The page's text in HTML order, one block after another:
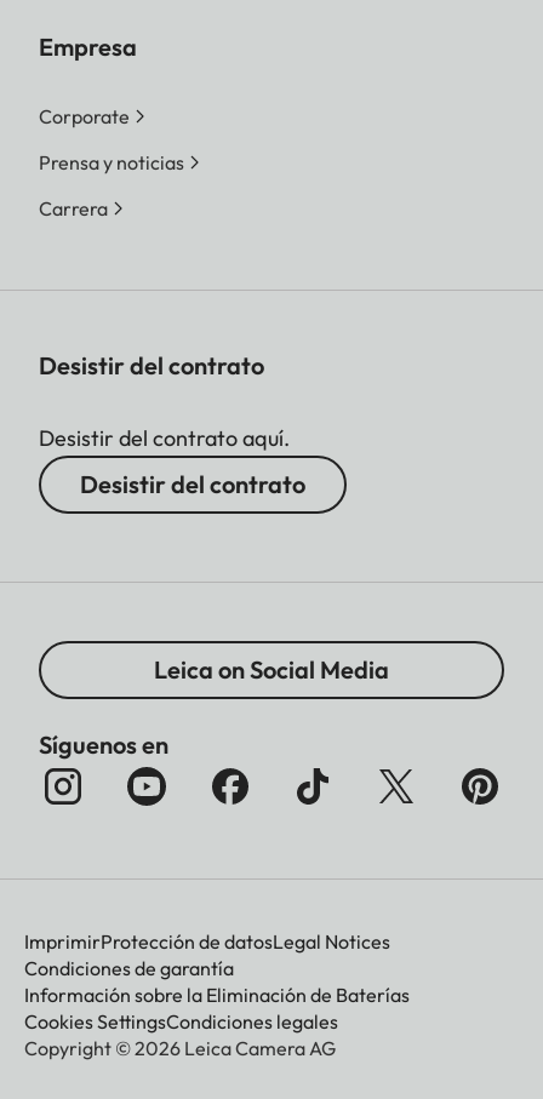
Empresa
Corporate
Prensa y noticias
Carrera
Desistir del contrato
Desistir del contrato aquí.
Desistir del contrato
Leica on Social Media
Síguenos en
ImprimirProtección de datosLegal Notices
Condiciones de garantía
Información sobre la Eliminación de Baterías
Cookies SettingsCondiciones legales
Copyright © 2026 Leica Camera AG